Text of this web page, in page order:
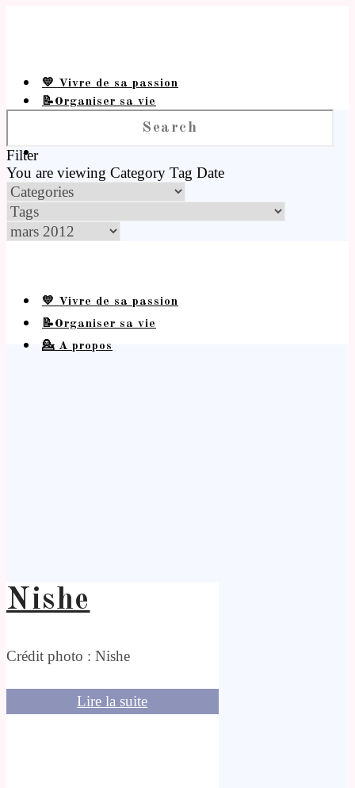
💛 Vivre de sa passion
📝Organiser sa vie
Filter
You are viewing Category Tag Date
💛 Vivre de sa passion
📝Organiser sa vie
💁 A propos
Nishe
Crédit photo : Nishe
Lire la suite